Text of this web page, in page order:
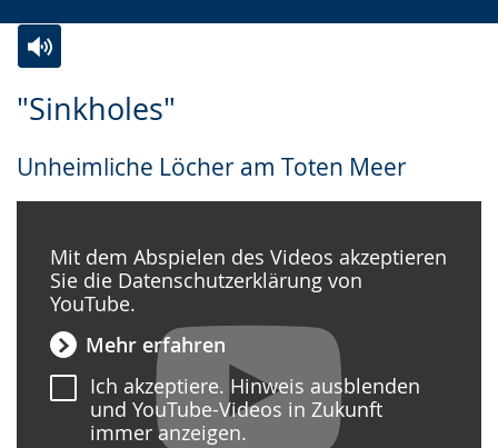
"Sinkholes"
Unheimliche Löcher am Toten Meer
Mit dem Abspielen des Videos akzeptieren
Sie die Datenschutzerklärung von
YouTube.
Mehr erfahren
Ich akzeptiere. Hinweis ausblenden
und YouTube-Videos in Zukunft
immer anzeigen.
Leichten
wechseln.
Audio-
Video
Deutscher
wird
angezeigt.